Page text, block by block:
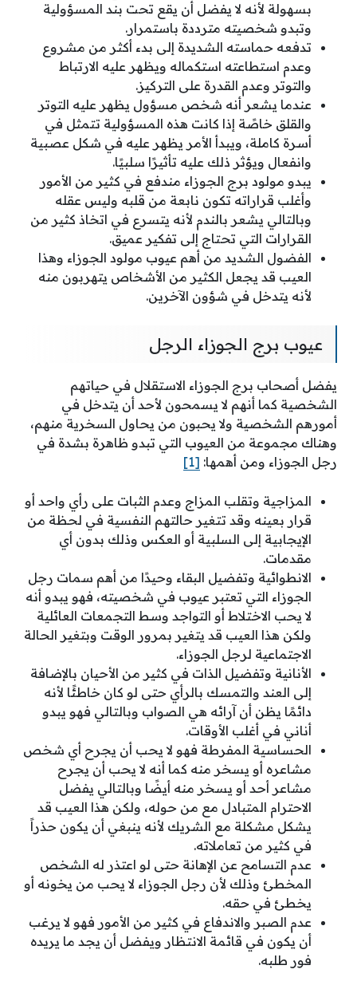
بسهولة لأنه لا يفضل أن يقع تحت بند المسؤولية
وتبدو شخصيته مترددة باستمرار.
تدفعه حماسته الشديدة إلى بدء أكثر من مشروع
وعدم استطاعته استكماله ويظهر عليه الارتباط
والتوتر وعدم القدرة على التركيز.
عندما يشعر أنه شخص مسؤول يظهر عليه التوتر
والقلق خاصًة إذا كانت هذه المسؤولية تتمثل في
أسرة كاملة، ويبدأ الأمر يظهر عليه في شكل عصبية
وانفعال ويؤثر ذلك عليه تأثيرًا سلبيًا.
يبدو مولود برج الجوزاء مندفع في كثير من الأمور
وأغلب قراراته تكون نابعة من قلبه وليس عقله
وبالتالي يشعر بالندم لأنه يتسرع في اتخاذ كثير من
القرارات التي تحتاج إلى تفكير عميق.
الفضول الشديد من أهم عيوب مولود الجوزاء وهذا
العيب قد يجعل الكثير من الأشخاص يتهربون منه
لأنه يتدخل في شؤون الآخرين.
عيوب برج الجوزاء الرجل
يفضل أصحاب برج الجوزاء الاستقلال في حياتهم
الشخصية كما أنهم لا يسمحون لأحد أن يتدخل في
أمورهم الشخصية ولا يحبون من يحاول السخرية منهم،
وهناك مجموعة من العيوب التي تبدو ظاهرة بشدة في
رجل الجوزاء ومن أهمها: [1]
المزاجية وتقلب المزاج وعدم الثبات على رأي واحد أو
قرار بعينه وقد تتغير حالتهم النفسية في لحظة من
الإيجابية إلى السلبية أو العكس وذلك بدون أي
مقدمات.
الانطوائية وتفضيل البقاء وحيدًا من أهم سمات رجل
الجوزاء التي تعتبر عيوب في شخصيته، فهو يبدو أنه
لا يحب الاختلاط أو التواجد وسط التجمعات العائلية
ولكن هذا العيب قد يتغير بمرور الوقت وبتغير الحالة
الاجتماعية لرجل الجوزاء.
الأنانية وتفضيل الذات في كثير من الأحيان بالإضافة
إلى العند والتمسك بالرأي حتى لو كان خاطئًا لأنه
دائمًا يظن أن آرائه هي الصواب وبالتالي فهو يبدو
أناني في أغلب الأوقات.
الحساسية المفرطة فهو لا يحب أن يجرح أي شخص
مشاعره أو يسخر منه كما أنه لا يحب أن يجرح
مشاعر أحد أو يسخر منه أيضًا وبالتالي يفضل
الاحترام المتبادل مع من حوله، ولكن هذا العيب قد
يشكل مشكلة مع الشريك لأنه ينبغي أن يكون حذراً
في كثير من تعاملاته.
عدم التسامح عن الإهانة حتى لو اعتذر له الشخص
المخطئ وذلك لأن رجل الجوزاء لا يحب من يخونه أو
يخطئ في حقه.
عدم الصبر والاندفاع في كثير من الأمور فهو لا يرغب
أن يكون في قائمة الانتظار ويفضل أن يجد ما يريده
فور طلبه.